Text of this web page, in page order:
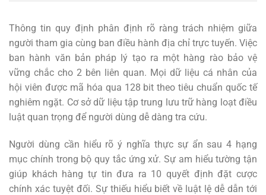
Thông tin quy định phân định rõ ràng trách nhiệm giữa
người tham gia cùng ban điều hành địa chỉ trực tuyến. Việc
ban hành văn bản pháp lý tạo ra một hàng rào bảo vệ
vững chắc cho 2 bên liên quan. Mọi dữ liệu cá nhân của
hội viên được mã hóa qua 128 bit theo tiêu chuẩn quốc tế
nghiêm ngặt. Cơ sở dữ liệu tập trung lưu trữ hàng loạt điều
luật quan trọng để người dùng dễ dàng tra cứu.
Người dùng cần hiểu rõ ý nghĩa thực sự ẩn sau 4 hạng
mục chính trong bộ quy tắc ứng xử. Sự am hiểu tường tận
giúp khách hàng tự tin đưa ra 10 quyết định đặt cược
chính xác tuyệt đối. Sự thiếu hiểu biết về luật lệ dễ dẫn tới